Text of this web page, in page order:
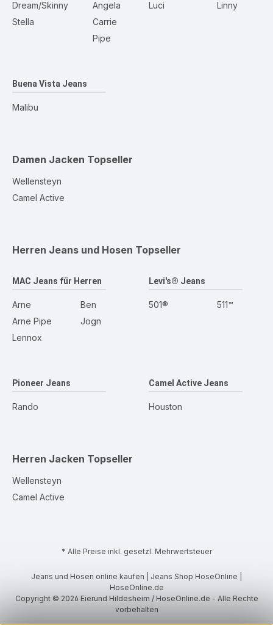
Dream/Skinny
Stella
Angela
Carrie
Pipe
Luci
Linny
Buena Vista Jeans
Malibu
Damen Jacken Topseller
Wellensteyn
Camel Active
Herren Jeans und Hosen Topseller
MAC Jeans für Herren
Arne
Arne Pipe
Lennox
Ben
Jogn
Levi's® Jeans
501® 511™
Pioneer Jeans
Rando
Camel Active Jeans
Houston
Herren Jacken Topseller
Wellensteyn
Camel Active
* Alle Preise inkl. gesetzl. Mehrwertsteuer
Jeans und Hosen online kaufen | Jeans Shop HoseOnline |
HoseOnline.de
Copyright © 2026 Eierund Hildesheim / HoseOnline.de - Alle Rechte
vorbehalten